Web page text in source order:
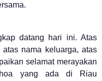
datang hari ini. Atas
nama keluarga, atas
selamat merayakan
yang ada di Riau